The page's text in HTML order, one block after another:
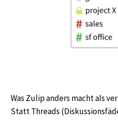
Was Zulip anders macht als
Statt Threads